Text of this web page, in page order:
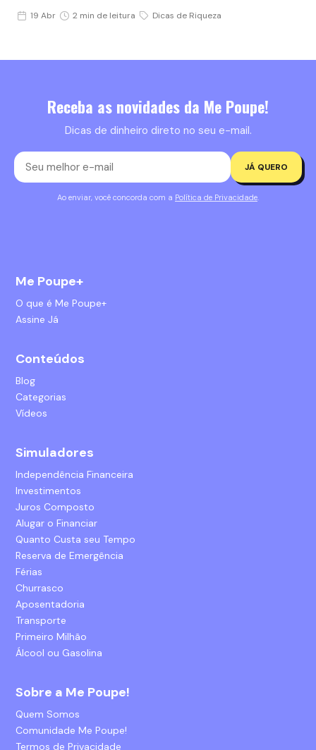
19 Abr 2 min de leitura Dicas de Riqueza
Receba as novidades da Me Poupe!
Dicas de dinheiro direto no seu e-mail.
JÁ QUERO
Ao enviar, você concorda com a Política de Privacidade
Me Poupe+
O que é Me Poupe+
Assine Já
Conteúdos
Blog
Categorias
Vídeos
Simuladores
Independência Financeira
Investimentos
Juros Composto
Alugar o Financiar
Quanto Custa seu Tempo
Reserva de Emergência
Férias
Churrasco
Aposentadoria
Transporte
Primeiro Milhão
Álcool ou Gasolina
Sobre a Me Poupe!
Quem Somos
Comunidade Me Poupe!
Termos de Privacidade